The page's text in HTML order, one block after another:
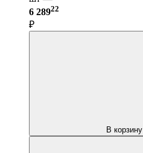
6 28922
₽
В корзину